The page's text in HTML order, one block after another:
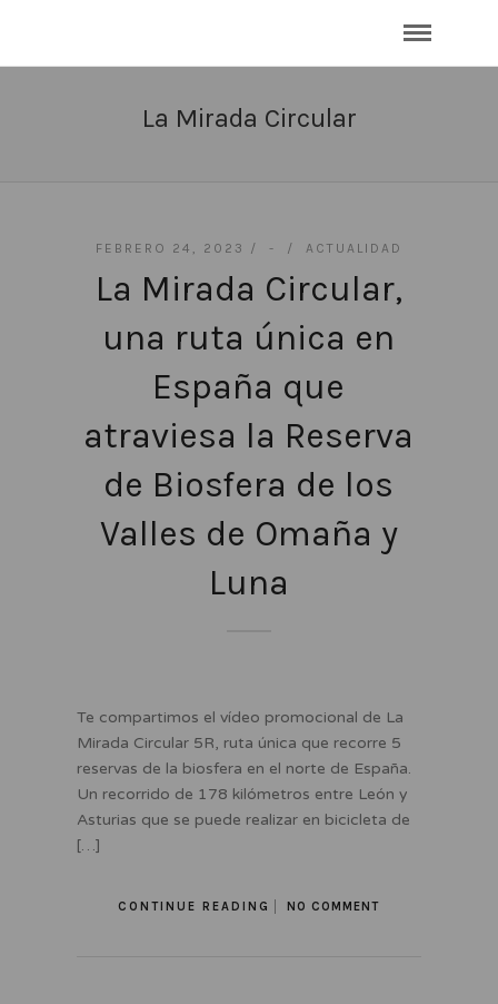
La Mirada Circular
FEBRERO 24, 2023 / - / ACTUALIDAD
La Mirada Circular,
una ruta única en
España que
atraviesa la Reserva
de Biosfera de los
Valles de Omaña y
Luna
Te compartimos el vídeo promocional de La
Mirada Circular 5R, ruta única que recorre 5
reservas de la biosfera en el norte de España.
Un recorrido de 178 kilómetros entre León y
Asturias que se puede realizar en bicicleta de
[…]
CONTINUE READING NO COMMENT